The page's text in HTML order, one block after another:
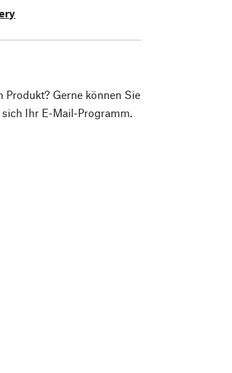
Produkt? Gerne können Sie
Ihr E-Mail-Programm.